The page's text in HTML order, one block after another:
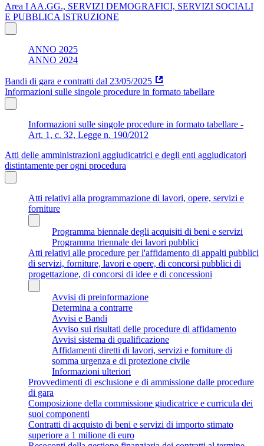
Area I AA.GG., SERVIZI DEMOGRAFICI, SERVIZI SOCIALI
E PUBBLICA ISTRUZIONE
ANNO 2025
ANNO 2024
Bandi di gara e contratti dal 23/05/2025
Informazioni sulle singole procedure in formato tabellare
Informazioni sulle singole procedure in formato tabellare -
Art. 1, c. 32, Legge n. 190/2012
Atti delle amministrazioni aggiudicatrici e degli enti aggiudicatori
distintamente per ogni procedura
Atti relativi alla programmazione di lavori, opere, servizi e
forniture
Programma biennale degli acquisiti di beni e servizi
Programma triennale dei lavori pubblici
Atti relativi alle procedure per l'affidamento di appalti pubblici
di servizi, forniture, lavori e opere, di concorsi pubblici di
progettazione, di concorsi di idee e di concessioni
Avvisi di preinformazione
Determina a contrarre
Avvisi e Bandi
Avviso sui risultati delle procedure di affidamento
Avvisi sistema di qualificazione
Affidamenti diretti di lavori, servizi e forniture di
somma urgenza e di protezione civile
Informazioni ulteriori
Provvedimenti di esclusione e di ammissione dalle procedure
di gara
Composizione della commissione giudicatrice e curricula dei
suoi componenti
Contratti di acquisto di beni e servizi di importo stimato
superiore a 1 milione di euro